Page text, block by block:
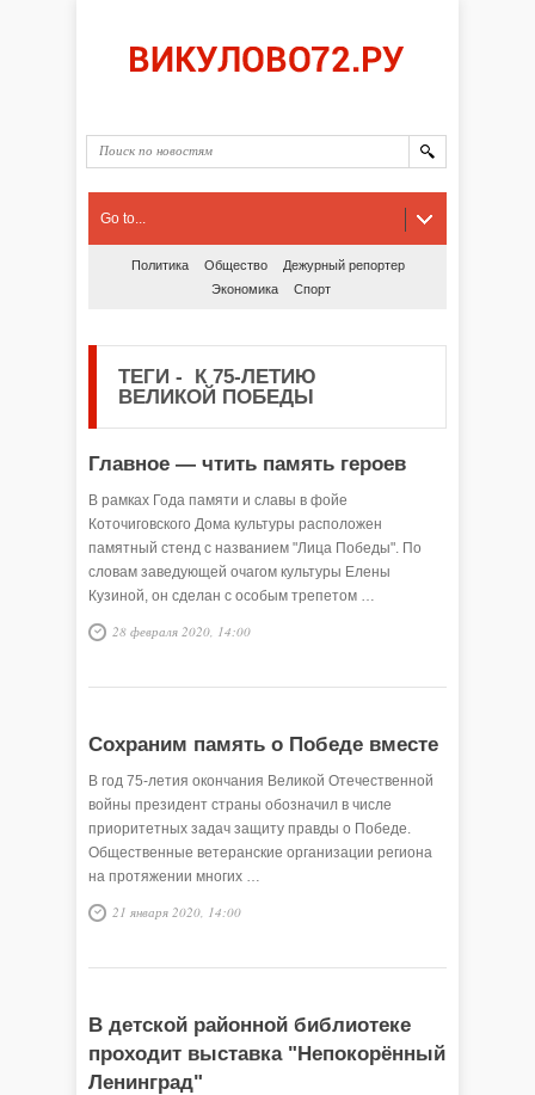
Go to...
Политика Общество
Дежурный репортер
Экономика
Спорт
ТЕГИ - К 75-ЛЕТИЮ
ВЕЛИКОЙ ПОБЕДЫ
Главное — чтить память героев
В рамках Года памяти и славы в фойе
Коточиговского Дома культуры расположен
памятный стенд с названием "Лица Победы". По
словам заведующей очагом культуры Елены
Кузиной, он сделан с особым трепетом …
28 февраля 2020, 14:00
Сохраним память о Победе вместе
В год 75-летия окончания Великой Отечественной
войны президент страны обозначил в числе
приоритетных задач защиту правды о Победе.
Общественные ветеранские организации региона
на протяжении многих …
21 января 2020, 14:00
В детской районной библиотеке
проходит выставка "Непокорённый
Ленинград"